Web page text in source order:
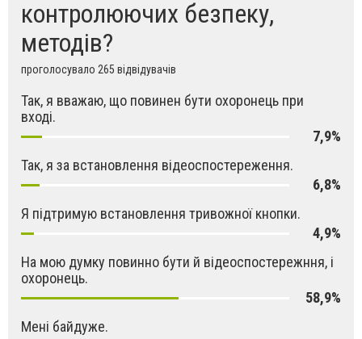
контролюючих безпеку,
методів?
проголосувало 265 відвідувачів
Так, я вважаю, що повинен бути охоронець при
вході.
7,9%
Так, я за встановлення відеоспостереження.
6,8%
Я підтримую встановлення тривожної кнопки.
4,9%
На мою думку повинно бути й відеоспостережння, і
охоронець.
58,9%
Мені байдуже.